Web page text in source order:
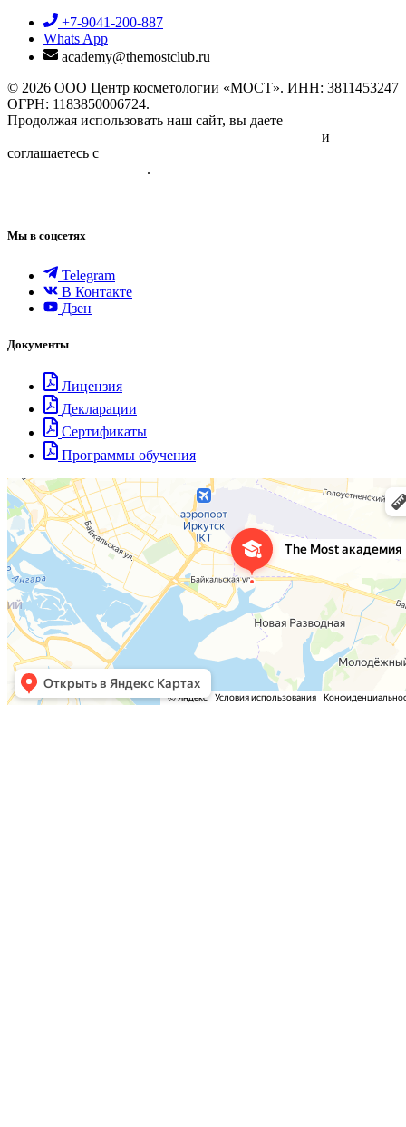
+7-9041-200-887
Whats App
academy@themostclub.ru
© 2026 ООО Центр косметологии «МОСТ». ИНН: 3811453247
ОГРН: 1183850006724.
Продолжая использовать наш сайт, вы даете
и
соглашаетесь с
.
Мы в соцсетях
Telegram
В Контакте
Дзен
Документы
Лицензия
Декларации
Сертификаты
Программы обучения